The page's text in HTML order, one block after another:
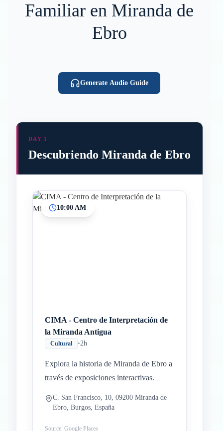
Familiar en Miranda de
Ebro
Generate Audio Guide
DAY 1
Descubriendo Miranda de Ebro
10:00 AM
CIMA - Centro de Interpretación de
la Miranda Antigua
Cultural •2h
Explora la historia de Miranda de Ebro a
través de exposiciones interactivas.
C. San Francisco, 10, 09200 Miranda de
Ebro, Burgos, España
Source: Google Places